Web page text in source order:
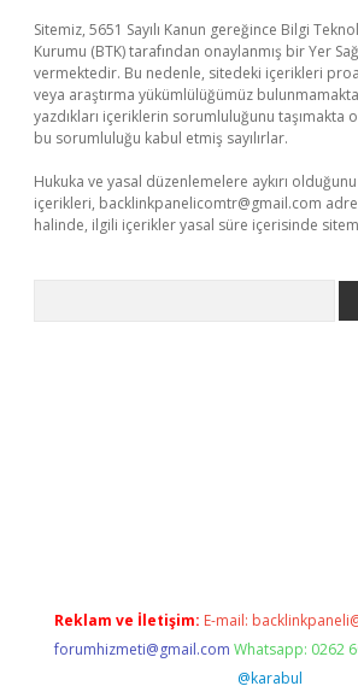
Sitemiz, 5651 Sayılı Kanun gereğince Bilgi
Kurumu (BTK) tarafından onaylanmış bir Yer
vermektedir. Bu nedenle, sitedeki içerikleri
veya araştırma yükümlülüğümüz
yazdıkları içeriklerin sorumluluğunu taşımakta
bu sorumluluğu kabul etmiş sayılırlar.
Hukuka ve yasal düzenlemelere aykırı
içerikleri, backlinkpanelicomtr@gmail.com
halinde, ilgili içerikler yasal süre içerisinde
Reklam ve İletişim: E-mail:
forumhizmeti@gmail.com Whatsapp: 0262
@karabul